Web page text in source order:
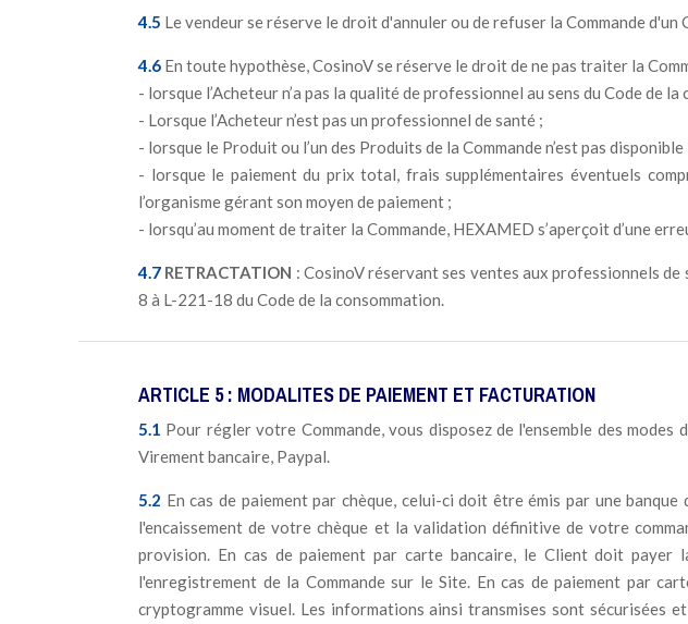
4.5 Le vendeur se réserve le droit d'annuler ou de refuser la Commande
4.6 En toute hypothèse, CosinoV se réserve le droit de ne pas traiter la
- lorsque l’Acheteur n’a pas la qualité de professionnel au sens du Code de la
- Lorsque l’Acheteur n’est pas un professionnel de santé ;
- lorsque le Produit ou l’un des Produits de la Commande n’est pas disponible
- lorsque le paiement du prix total, frais supplémentaires éventuels
l’organisme gérant son moyen de paiement ;
- lorsqu’au moment de traiter la Commande, HEXAMED s’aperçoit d’une
4.7 RETRACTATION : CosinoV réservant ses ventes aux professionnels
8 à L-221-18 du Code de la consommation.
ARTICLE 5 : MODALITES DE PAIEMENT ET FACTURATION
5.1 Pour régler votre Commande, vous disposez de l'ensemble des
Virement bancaire, Paypal.
5.2 En cas de paiement par chèque, celui-ci doit être émis par une
l'encaissement de votre chèque et la validation définitive de votre
provision. En cas de paiement par carte bancaire, le Client doit
l'enregistrement de la Commande sur le Site. En cas de paiement par
cryptogramme visuel. Les informations ainsi transmises sont sécurisées